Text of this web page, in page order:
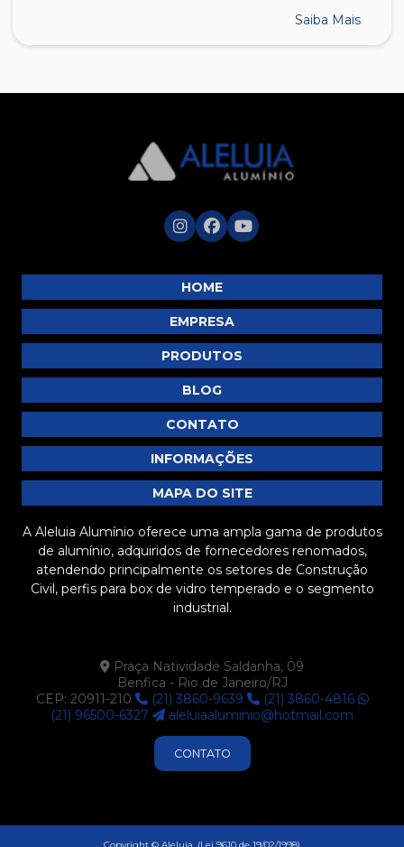
Saiba Mais
HOME
EMPRESA
PRODUTOS
BLOG
CONTATO
INFORMAÇÕES
MAPA DO SITE
A Aleluia Alumínio oferece uma ampla gama de produtos
de alumínio, adquiridos de fornecedores renomados,
atendendo principalmente os setores de Construção
Civil, perfis para box de vidro temperado e o segmento
industrial.
Praça Natividade Saldanha, 09
Benfica - Rio de Janeiro/RJ
CEP: 20911-210
(21) 3860-9639
(21) 3860-4816
(21) 96500-6327
aleluiaaluminio@hotmail.com
CONTATO